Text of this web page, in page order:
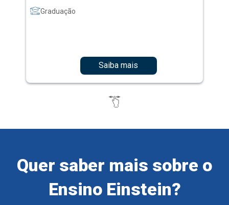
Graduação
Saiba mais
Quer saber mais sobre o
Ensino Einstein?